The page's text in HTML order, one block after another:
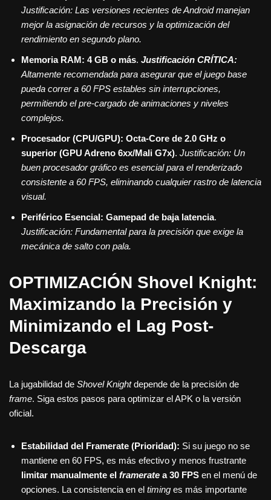
Justificación: Las versiones recientes de Android manejan
mejor la asignación de recursos y la optimización del
rendimiento en segundo plano.
Memoria RAM: 4 GB o más. Justificación CRÍTICA:
Altamente recomendada para asegurar que el juego base
pueda correr a 60 FPS estables sin interrupciones,
permitiendo el pre-cargado de animaciones y niveles
complejos.
Procesador (CPU/GPU): Octa-Core de 2.0 GHz o
superior (GPU Adreno 6xx/Mali G7x). Justificación: Un
buen procesador gráfico es esencial para el renderizado
consistente a 60 FPS, eliminando cualquier rastro de latencia
visual.
Periférico Esencial: Gamepad de baja latencia.
Justificación: Fundamental para la precisión que exige la
mecánica de salto con pala.
OPTIMIZACIÓN Shovel Knight:
Maximizando la Precisión y
Minimizando el Lag Post-
Descarga
La jugabilidad de Shovel Knightdepende de la precisión de
frame. Siga estos pasos para optimizar el APK o la versión
oficial.
Estabilidad del Framerate (Prioridad): Si su juego no se
mantiene en 60 FPS, es más efectivo y menos frustrante
limitar manualmente el framerate a 30 FPS en el menú de
opciones. La consistencia en el timing es más importante